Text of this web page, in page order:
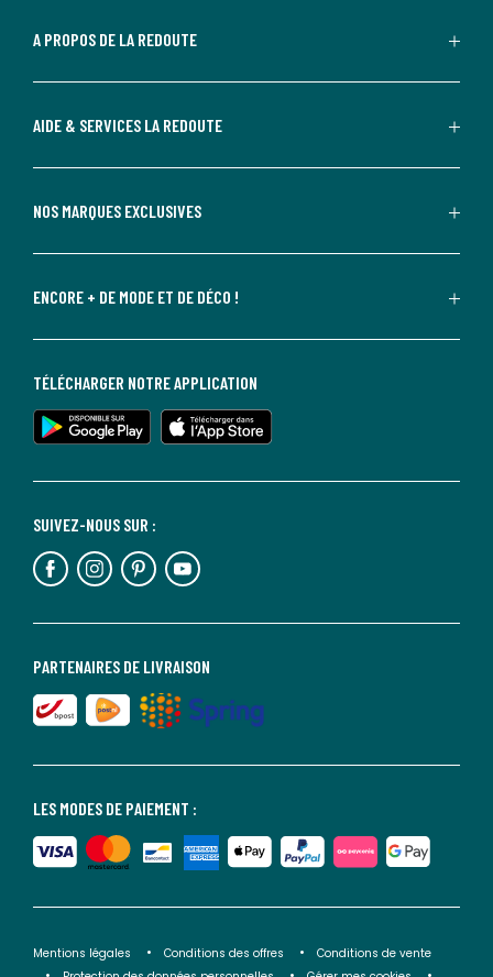
A PROPOS DE LA REDOUTE
AIDE & SERVICES LA REDOUTE
NOS MARQUES EXCLUSIVES
ENCORE + DE MODE ET DE DÉCO !
LES MODES DE PAIEMENT :
PARTENAIRES DE LIVRAISON
SUIVEZ-NOUS SUR :
TÉLÉCHARGER NOTRE APPLICATION
Mentions légales Conditions des offres
Conditions de vente